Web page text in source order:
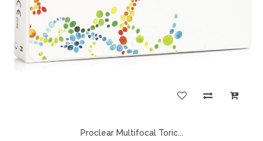
Proclear Multifocal Toric...